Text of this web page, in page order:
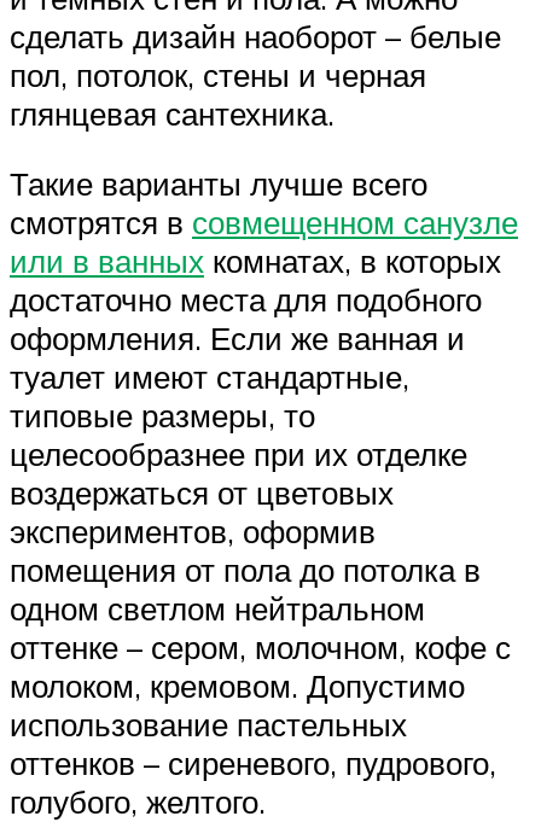
сделать дизайн наоборот – белые
пол, потолок, стены и черная
глянцевая сантехника.
Такие варианты лучше всего
смотрятся в совмещенном санузле
или в ванных комнатах, в которых
достаточно места для подобного
оформления. Если же ванная и
туалет имеют стандартные,
типовые размеры, то
целесообразнее при их отделке
воздержаться от цветовых
экспериментов, оформив
помещения от пола до потолка в
одном светлом нейтральном
оттенке – сером, молочном, кофе с
молоком, кремовом. Допустимо
использование пастельных
оттенков – сиреневого, пудрового,
голубого, желтого.